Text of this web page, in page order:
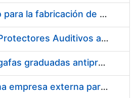
Acuerdo marco para la fabricación de piezas
Suministro de Protectores Auditivos a medida para las personas trabajadoras de los Centros de Trabajo de Madrid y Burgos
Suministro de gafas graduadas antiproyecciones para los trabajadores de la FNMT-RCM en los centros de trabajo de Madrid y Burgos
Servicios de una empresa externa para el asesoramiento y resolución de los recursos de alzada que se presentan relacionados con procesos de selección para la FNMT-RCM